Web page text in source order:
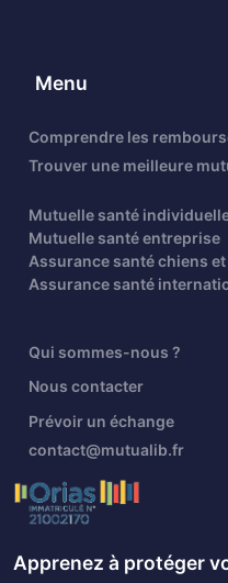
Menu
Comprendre les
Trouver une meilleure
Mutuelle santé
Mutuelle santé entreprise
Assurance santé chiens
Assurance santé
Qui sommes-nous ?
Nous contacter
Prévoir un échange
contact@mutualib.fr
Apprenez à protéger